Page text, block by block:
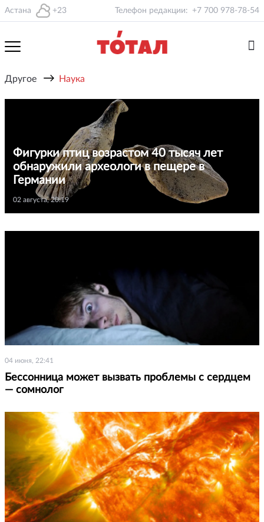
Астана +23 Телефон редакции: +7 700 978-78-54
Другое → Наука
Фигурки птиц возрастом 40 тысяч лет
обнаружили археологи в пещере в
Германии
02 августа, 20:19
04 июня, 22:41
Бессонница может вызвать проблемы с сердцем
— сомнолог